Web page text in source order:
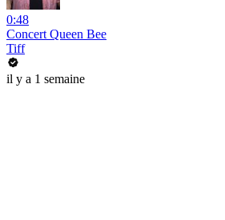
0:48
Concert Queen Bee
Tiff
il y a 1 semaine